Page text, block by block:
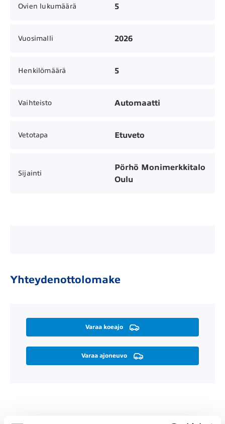
Ovien lukumäärä 5
Vuosimalli 2026
Henkilömäärä 5
Vaihteisto Automaatti
Vetotapa Etuveto
Sijainti
Pörhö Monimerkkitalo
Oulu
Yhteydenottolomake
Varaa koeajo
Varaa ajoneuvo